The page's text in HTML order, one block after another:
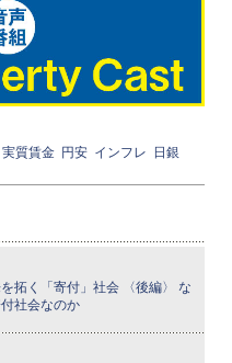
実質賃金 円安 インフレ 日銀
拓く「寄付」社会 〈後編〉 な
社会なのか